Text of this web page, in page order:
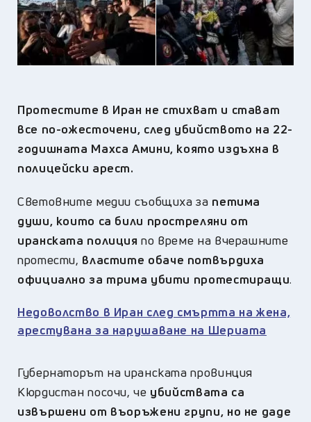
Протестите в Иран не стихват и стават
все по-ожесточени, след убийството на 22-
годишната Махса Амини, която издъхна в
полицейски арест.
Световните медии съобщиха за петима
души, които са били простреляни от
иранската полицияпо време на вчерашните
протести, властите обаче потвърдиха
официално за трима убити протестиращи.
Недоволство в Иран след смъртта на жена,
арестувана за нарушаване на Шериата
Губернаторът на иранската провинция
Кюрдистан посочи, че убийствата са
извършени от въоръжени групи, но не даде